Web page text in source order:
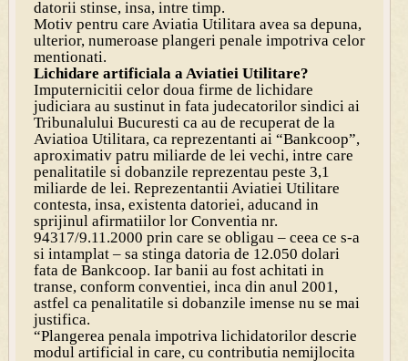
datorii stinse, insa, intre timp.
Motiv pentru care Aviatia Utilitara avea sa depuna,
ulterior, numeroase plangeri penale impotriva celor
mentionati.
Lichidare artificiala a Aviatiei Utilitare?
Imputernicitii celor doua firme de lichidare
judiciara au sustinut in fata judecatorilor sindici ai
Tribunalului Bucuresti ca au de recuperat de la
Aviatioa Utilitara, ca reprezentanti ai “Bankcoop”,
aproximativ patru miliarde de lei vechi, intre care
penalitatile si dobanzile reprezentau peste 3,1
miliarde de lei. Reprezentantii Aviatiei Utilitare
contesta, insa, existenta datoriei, aducand in
sprijinul afirmatiilor lor Conventia nr.
94317/9.11.2000 prin care se obligau – ceea ce s-a
si intamplat – sa stinga datoria de 12.050 dolari
fata de Bankcoop. Iar banii au fost achitati in
transe, conform conventiei, inca din anul 2001,
astfel ca penalitatile si dobanzile imense nu se mai
justifica.
“Plangerea penala impotriva lichidatorilor descrie
modul artificial in care, cu contributia nemijlocita